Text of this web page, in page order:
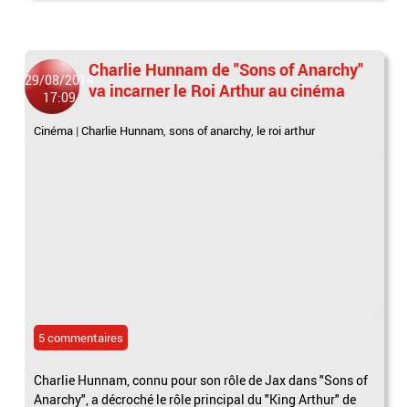
29/08/2014
17:09
Charlie Hunnam de "Sons of Anarchy"
va incarner le Roi Arthur au cinéma
Cinéma |Charlie Hunnam,sons of anarchy, le roi arthur
5 commentaires
Charlie Hunnam, connu pour son rôle de Jax dans "Sons of
Anarchy", a décroché le rôle principal du "King Arthur" de